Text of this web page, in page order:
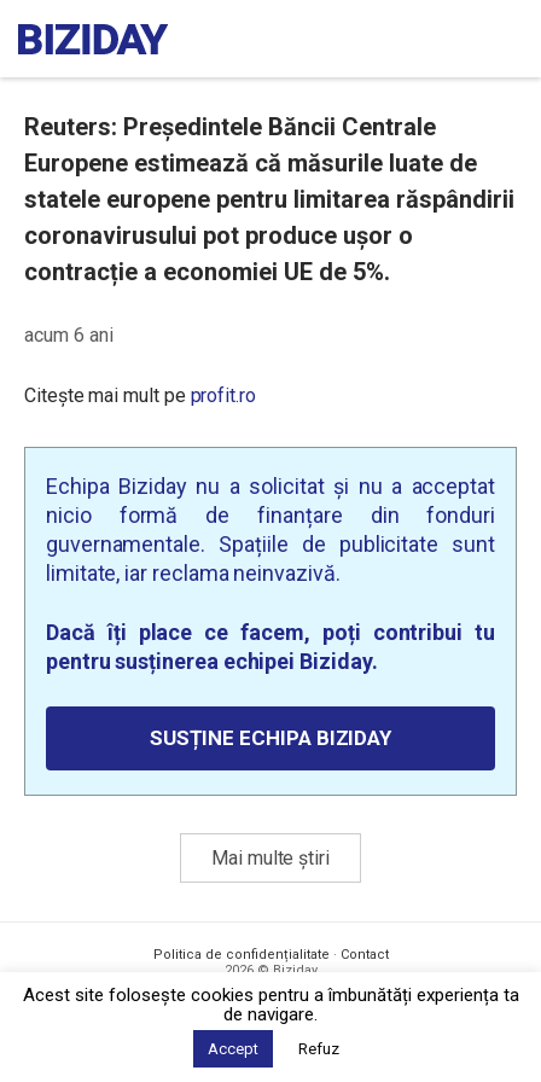
Reuters: Președintele Băncii Centrale
Europene estimează că măsurile luate de
statele europene pentru limitarea răspândirii
coronavirusului pot produce ușor o
contracție a economiei UE de 5%.
acum 6 ani
Citește mai mult pe profit.ro
Echipa Biziday nu a solicitat și nu a acceptat
nicio formă de finanțare din fonduri
guvernamentale. Spațiile de publicitate sunt
limitate, iar reclama neinvazivă.
Dacă îți place ce facem, poți contribui tu
pentru susținerea echipei Biziday.
SUSȚINE ECHIPA BIZIDAY
Mai multe știri
Politica de confidențialitate · Contact
2026 © Biziday
Acest site foloseşte cookies pentru a îmbunătăți experiența ta
de navigare.
Accept Refuz